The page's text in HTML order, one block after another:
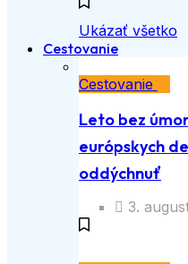
Ukázať všetko
Cestovanie
Cestovanie
Leto bez
európskych
oddýchnuť
3.